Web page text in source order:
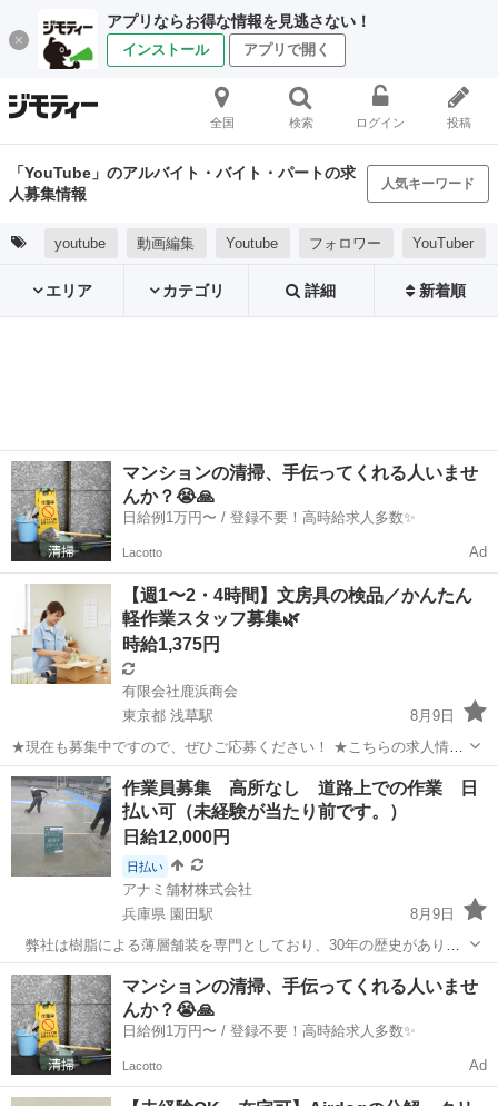
アプリならお得な情報を見逃さない！
インストール アプリで開く
全国 検索 ログイン 投稿
「YouTube」のアルバイト・バイト・パートの求
人募集情報
人気キーワード
youtube 動画編集 Youtube フォロワー YouTuber
エリア カテゴリ 詳細 新着順
マンションの清掃、手伝ってくれる人いませ
んか？😭🙏
日給例1万円〜 / 登録不要！高時給求人多数✨
Lacotto Ad
【週1〜2・4時間】文房具の検品／かんたん
軽作業スタッフ募集🌿
時給1,375円
有限会社鹿浜商会
東京都 浅草駅
8月9日
★現在も募集中ですので、ぜひご応募ください！ ★こちらの求人情報
は、ジモティーが事前に審査を行っております。 💰 給与・勤務スタイ
ル ・スタート時給1375円（3カ月経過で1400円にUP） ・当日銀行振
込可...
東京 台東区 浅草駅 その他 スタッフ
作業員募集 高所なし 道路上での作業 日
払い可（未経験が当たり前です。）
日給12,000円
日払い
アナミ舗材株式会社
兵庫県 園田駅
8月9日
弊社は樹脂による薄層舗装を専門としており、30年の歴史がありま
す。 30年の歴史の中には培われた技術もあり、汚泥のように溜まっ
ていったくだらない慣例もあります。 2年前に代表取締役が交代
し、若手中心の会社に生まれ変...
兵庫 尼崎市 その他 代表取締役
マンションの清掃、手伝ってくれる人いませ
んか？😭🙏
日給例1万円〜 / 登録不要！高時給求人多数✨
Lacotto Ad